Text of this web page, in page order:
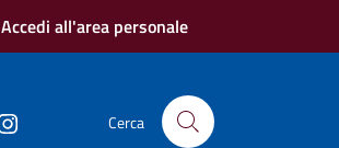
Accedi all'area personale
Cerca